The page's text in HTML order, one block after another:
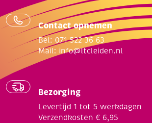
Contact opnemen
Bel: 071 522 36 63
Mail: info@ltcleiden.nl
Bezorging
Levertijd 1 tot 5 werkdagen
Verzendkosten € 6,95